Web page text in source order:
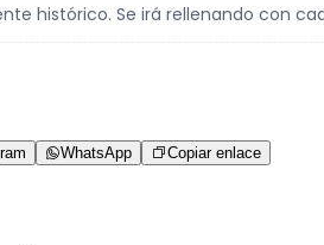
histórico. Se irá rellenando con
WhatsApp Copiar enlace